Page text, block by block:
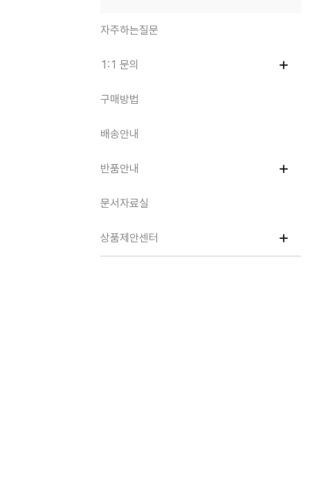
자주하는질문
1:1 문의
구매방법
배송안내
반품안내
문서자료실
상품제안센터